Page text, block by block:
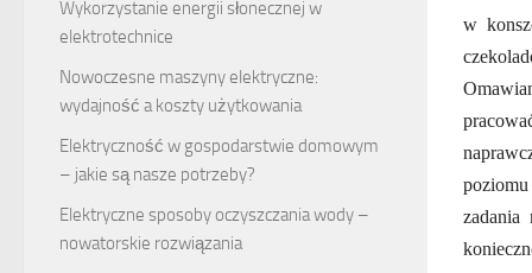
w
zadania
Wykorzystanie energii słonecznej w
elektrotechnice
Nowoczesne maszyny elektryczne:
wydajność a koszty użytkowania
Elektryczność w gospodarstwie domowym
– jakie są nasze potrzeby?
Elektryczne sposoby oczyszczania wody –
nowatorskie rozwiązania